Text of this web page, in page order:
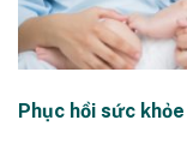
Phục hồi sức